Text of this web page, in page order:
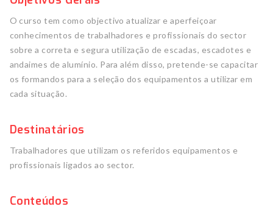
O curso tem como objectivo atualizar e aperfeiçoar
conhecimentos de trabalhadores e profissionais do sector
sobre a correta e segura utilização de escadas, escadotes e
andaimes de alumínio. Para além disso, pretende-se capacitar
os formandos para a seleção dos equipamentos a utilizar em
cada situação.
Destinatários
Trabalhadores que utilizam os referidos equipamentos e
profissionais ligados ao sector.
Conteúdos